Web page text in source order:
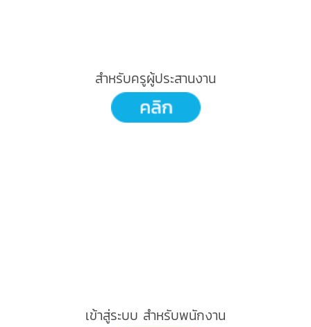
สำหรับครูผู้ประสานงาน
เข้าสู่ระบบ สำหรับพนักงาน